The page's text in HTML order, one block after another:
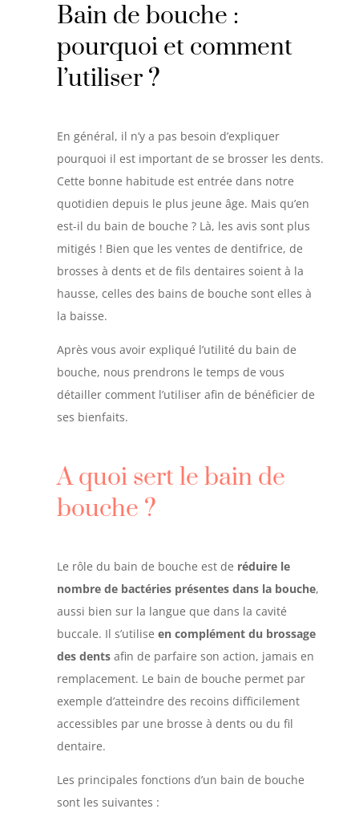
Bain de bouche :
pourquoi et comment
l’utiliser ?
En général, il n’y a pas besoin d’expliquer
pourquoi il est important de se brosser les dents.
Cette bonne habitude est entrée dans notre
quotidien depuis le plus jeune âge. Mais qu’en
est-il du bain de bouche ? Là, les avis sont plus
mitigés ! Bien que les ventes de dentifrice, de
brosses à dents et de fils dentaires soient à la
hausse, celles des bains de bouche sont elles à
la baisse.
Après vous avoir expliqué l’utilité du bain de
bouche, nous prendrons le temps de vous
détailler comment l’utiliser afin de bénéficier de
ses bienfaits.
A quoi sert le bain de
bouche ?
Le rôle du bain de bouche est de réduire le
nombre de bactéries présentes dans la bouche,
aussi bien sur la langue que dans la cavité
buccale. Il s’utilise en complément du brossage
des dentsafin de parfaire son action, jamais en
remplacement. Le bain de bouche permet par
exemple d’atteindre des recoins difficilement
accessibles par une brosse à dents ou du fil
dentaire.
Les principales fonctions d’un bain de bouche
sont les suivantes :